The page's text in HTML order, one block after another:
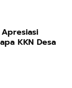
KKN Desa